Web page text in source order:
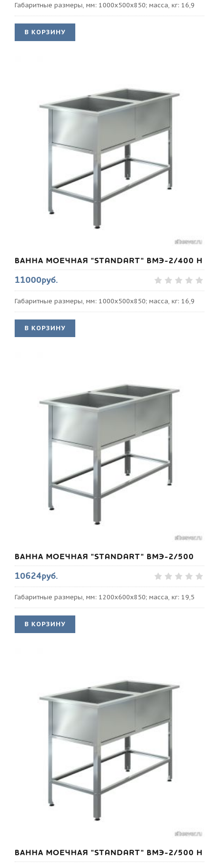
Габаритные размеры, мм: 1000х500х850; масса, кг: 16,9
В КОРЗИНУ
ВАННА МОЕЧНАЯ "STANDART" ВМЭ-2/400 Н
11000руб.
Габаритные размеры, мм: 1000х500х850; масса, кг: 16,9
В КОРЗИНУ
ВАННА МОЕЧНАЯ "STANDART" ВМЭ-2/500
10624руб.
Габаритные размеры, мм: 1200х600х850; масса, кг: 19,5
В КОРЗИНУ
ВАННА МОЕЧНАЯ "STANDART" ВМЭ-2/500 Н